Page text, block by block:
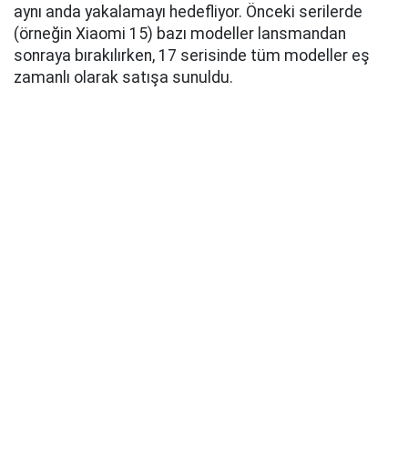
aynı anda yakalamayı hedefliyor. Önceki serilerde
(örneğin Xiaomi 15) bazı modeller lansmandan
sonraya bırakılırken, 17 serisinde tüm modeller eş
zamanlı olarak satışa sunuldu.